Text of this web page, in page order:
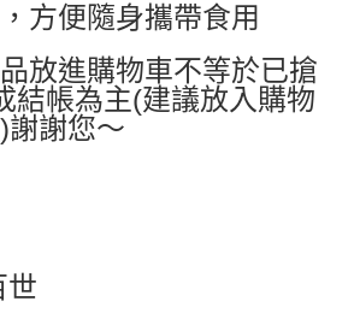
含以上)免運費
含以上)免運費
方便隨身攜帶食用
放進購物車不等於已搶
結帳為主(建議放入購物
謝謝您～
世